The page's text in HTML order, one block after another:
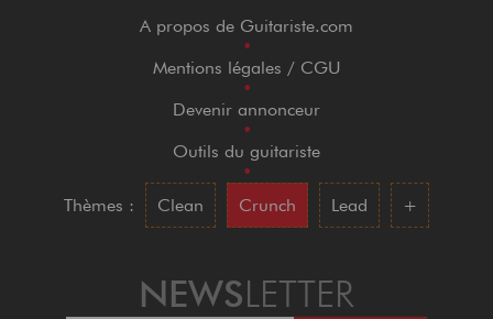
A propos de Guitariste.com
•
Mentions légales / CGU
•
Devenir annonceur
•
Outils du guitariste
•
Thèmes :
Clean Crunch Lead +
NEWSLETTER